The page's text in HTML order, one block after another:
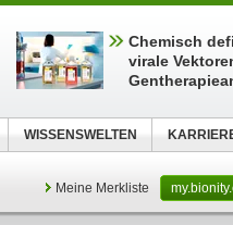
Meine Merkliste
Chemisch
virale
WISSENSWELTEN